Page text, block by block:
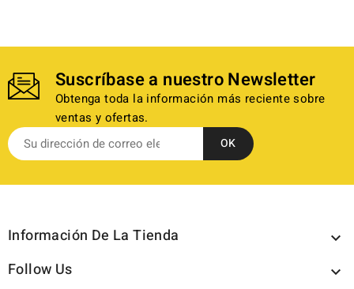
Suscríbase a nuestro Newsletter
Obtenga toda la información más reciente sobre
ventas y ofertas.
Información De La Tienda 
Follow Us 